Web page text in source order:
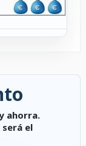
ahorra.
el